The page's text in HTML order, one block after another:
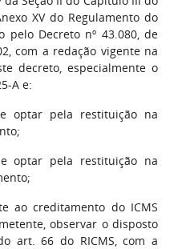
XV do Regulamento do
pelo Decreto nº 43.080, de
com a redação vigente na
decreto, especialmente o
A e:
optar pela restituição na
optar pela restituição na
ao creditamento do ICMS
observar o disposto
art. 66 do RICMS, com a